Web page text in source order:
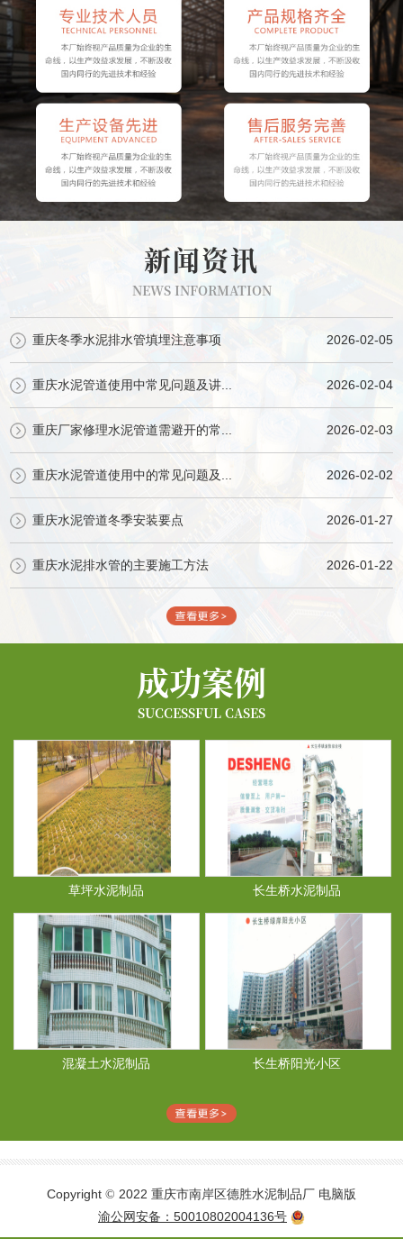
新闻资讯
NEWS INFORMATION
重庆冬季水泥排水管填埋注意事项 2026-02-05
重庆水泥管道使用中常见问题及讲... 2026-02-04
重庆厂家修理水泥管道需避开的常... 2026-02-03
重庆水泥管道使用中的常见问题及... 2026-02-02
重庆水泥管道冬季安装要点 2026-01-27
重庆水泥排水管的主要施工方法 2026-01-22
成功案例
SUCCESSFUL CASES
草坪水泥制品 长生桥水泥制品
混凝土水泥制品 长生桥阳光小区
Copyright © 2022 重庆市南岸区德胜水泥制品厂 电脑版
渝公网安备：50010802004136号